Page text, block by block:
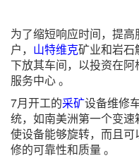
为了缩短响应时间，提
户， 山特维克矿业和岩石
下放其车间，以投资在
服务中心 。
7月开工的采矿设备维修
统，如南美洲第一个变
使设备能够旋转，而且
修的可靠性和质量 。